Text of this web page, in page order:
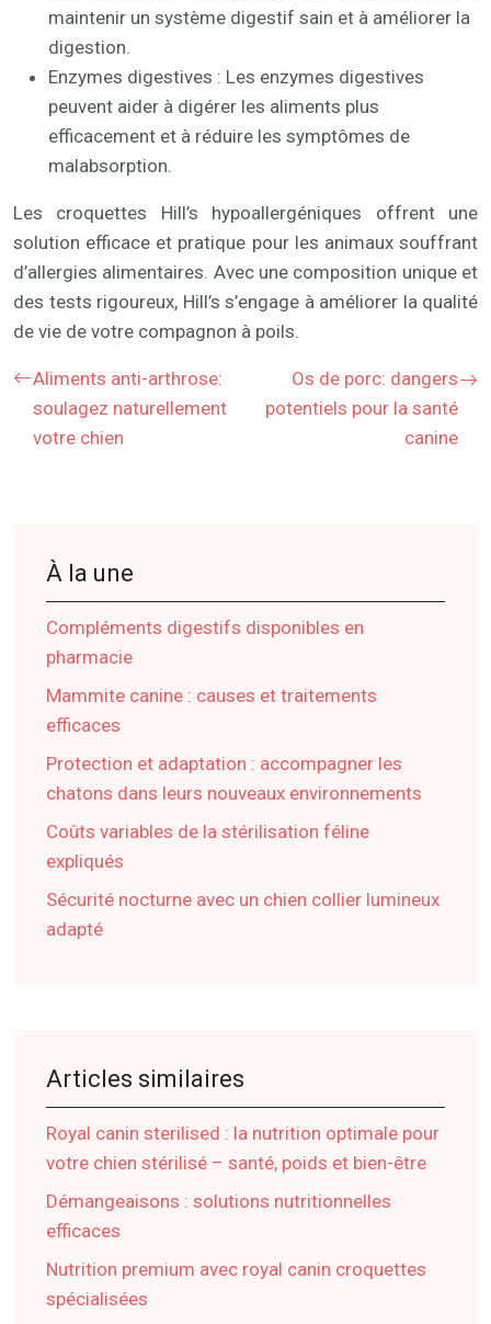
maintenir un système digestif sain et à améliorer la
digestion.
Enzymes digestives : Les enzymes digestives
peuvent aider à digérer les aliments plus
efficacement et à réduire les symptômes de
malabsorption.
Les croquettes Hill’s hypoallergéniques offrent une
solution efficace et pratique pour les animaux souffrant
d’allergies alimentaires. Avec une composition unique et
des tests rigoureux, Hill’s s’engage à améliorer la qualité
de vie de votre compagnon à poils.
Aliments anti-arthrose:
soulagez naturellement
votre chien
Os de porc: dangers
potentiels pour la santé
canine
À la une
Compléments digestifs disponibles en
pharmacie
Mammite canine : causes et traitements
efficaces
Protection et adaptation : accompagner les
chatons dans leurs nouveaux environnements
Coûts variables de la stérilisation féline
expliqués
Sécurité nocturne avec un chien collier lumineux
adapté
Articles similaires
Royal canin sterilised : la nutrition optimale pour
votre chien stérilisé – santé, poids et bien-être
Démangeaisons : solutions nutritionnelles
efficaces
Nutrition premium avec royal canin croquettes
spécialisées